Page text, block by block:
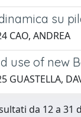
su
CAO, ANDREA
use of new
GUASTELLA,
da 12 a 31